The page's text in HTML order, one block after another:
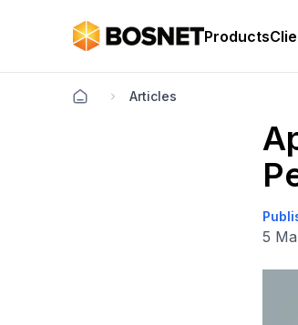
Products
Articles
5